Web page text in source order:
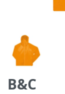
B&C